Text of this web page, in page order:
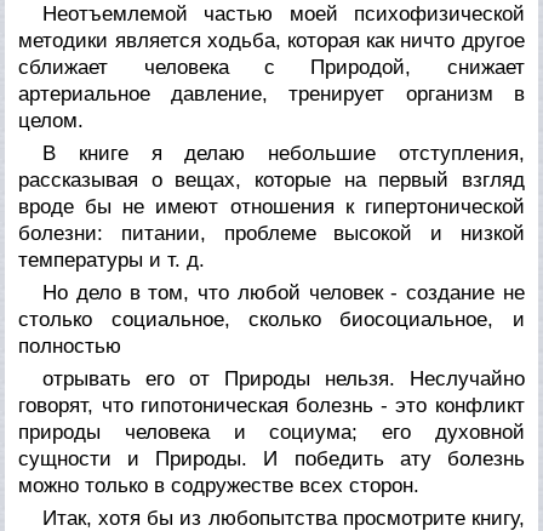
Неотъемлемой частью моей психофизической
методики является ходьба, которая как ничто другое
сближает человека с Природой, снижает
артериальное давление, тренирует организм в
целом.
В книге я делаю небольшие отступления,
рассказывая о вещах, которые на первый взгляд
вроде бы не имеют отношения к гипертонической
болезни: питании, проблеме высокой и низкой
температуры и т. д.
Но дело в том, что любой человек - создание не
столько социальное, сколько биосоциальное, и
полностью
отрывать его от Природы нельзя. Неслучайно
говорят, что гипотоническая болезнь - это конфликт
природы человека и социума; его духовной
сущности и Природы. И победить ату болезнь
можно только в содружестве всех сторон.
Итак, хотя бы из любопытства просмотрите книгу,